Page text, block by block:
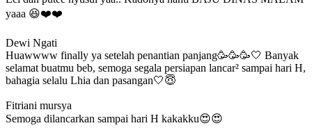
yaaa 😆❤️❤️
Dewi Ngati
Huawwww finally ya setelah penantian panjang🥳🥳🥳🤍 Banyak
selamat buatmu beb, semoga segala persiapan lancar² sampai hari H,
bahagia selalu Lhia dan pasangan🤍😇
Fitriani mursya
Semoga dilancarkan sampai hari H kakakku😍😍